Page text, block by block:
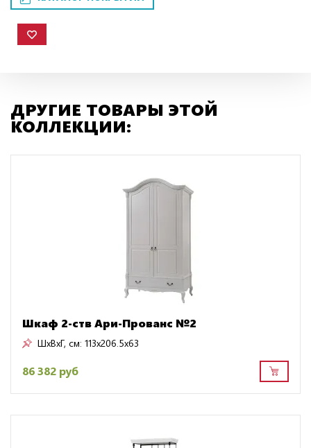
ДРУГИЕ ТОВАРЫ ЭТОЙ
КОЛЛЕКЦИИ:
Шкаф 2-ств Ари-Прованс №2
ШxВxГ, см: 113x206.5x63
86 382 руб